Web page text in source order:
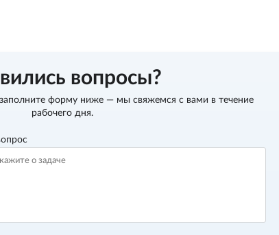
вопросы?
форму ниже — мы свяжемся с вами в течение
рабочего дня.